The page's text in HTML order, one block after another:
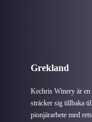
Grekland
Kechris Winery är
sträcker sig tillbaka
pionjärarbete med